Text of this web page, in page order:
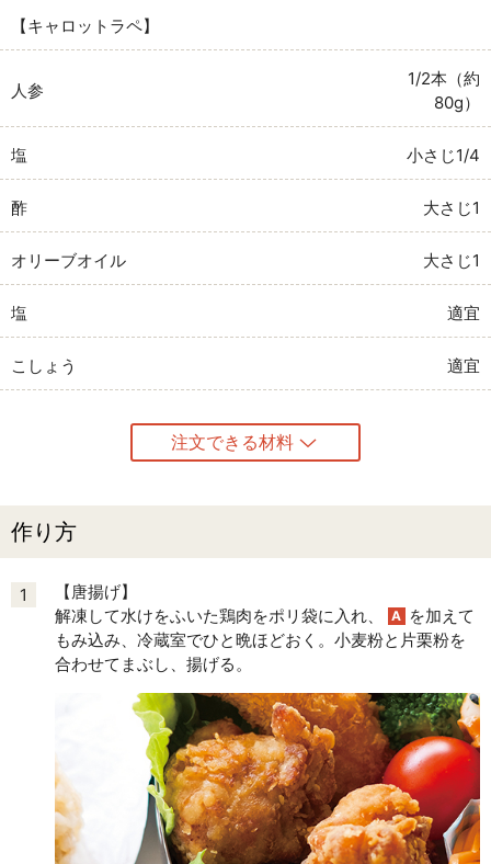
【キャロットラペ】
人参
1/2本（約
80g）
塩 小さじ1/4
酢 大さじ1
オリーブオイル 大さじ1
塩 適宜
こしょう 適宜
注文できる材料
作り方
1
【唐揚げ】
解凍して水けをふいた鶏肉をポリ袋に入れ、
A を加えて
もみ込み、冷蔵室でひと晩ほどおく。小麦粉と片栗粉を
合わせてまぶし、揚げる。